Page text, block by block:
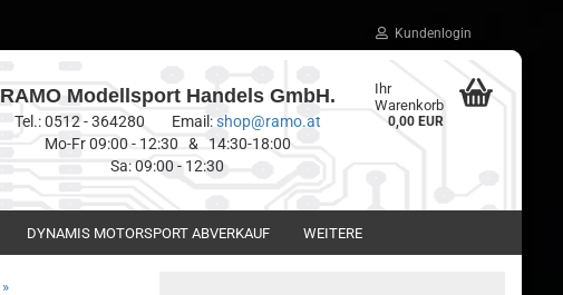
Kundenlogin
RAMO Modellsport Handels GmbH.
Tel.: 0512 - 364280 Email:shop@ramo.at
Mo-Fr 09:00 - 12:30 & 14:30-18:00
Sa: 09:00 - 12:30
Ihr
Warenkorb
0,00 EUR
DYNAMIS MOTORSPORT ABVERKAUF WEITERE
»